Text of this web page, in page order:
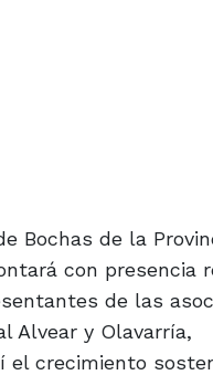
Bochas de la
con presencia
de las
Alvear y Olavarría,
el crecimiento